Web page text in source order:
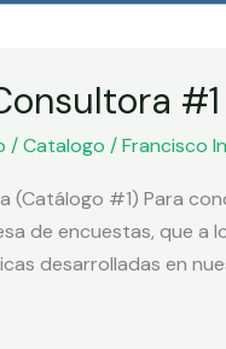
#1
/Catalogo /Francisco
(Catálogo #1) Para
de encuestas, que a
desarrolladas en